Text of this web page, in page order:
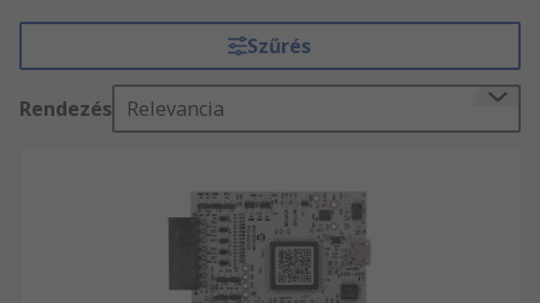
Szűrés
Rendezés Relevancia